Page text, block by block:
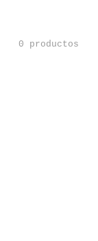
0 productos